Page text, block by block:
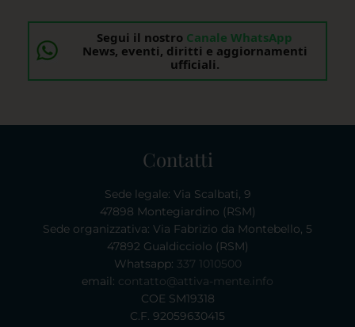
Segui il nostro Canale WhatsApp
News, eventi, diritti e aggiornamenti
ufficiali.
Contatti
Sede legale: Via Scalbati, 9
47898 Montegiardino (RSM)
Sede organizzativa: Via Fabrizio da Montebello, 5
47892 Gualdicciolo (RSM)
Whatsapp: 337 1010500
email: contatto@attiva-mente.info
COE SM19318
C.F. 92059630415